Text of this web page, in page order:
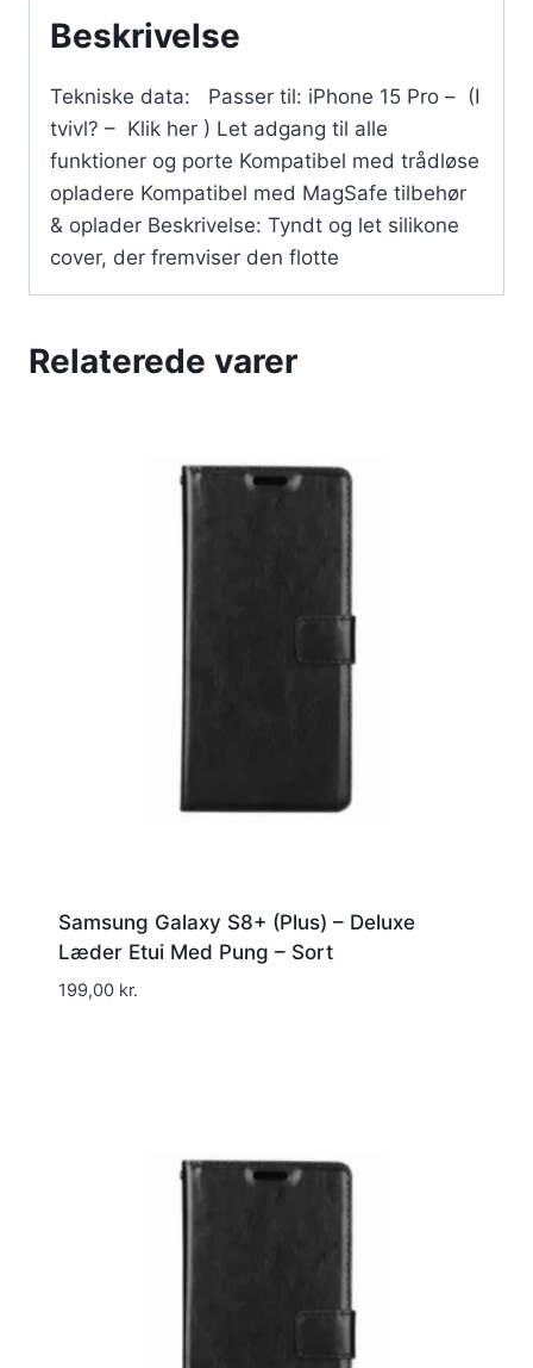
Beskrivelse
Tekniske data: Passer til: iPhone 15 Pro – (I
tvivl? – Klik her ) Let adgang til alle
funktioner og porte Kompatibel med trådløse
opladere Kompatibel med MagSafe tilbehør
& oplader Beskrivelse: Tyndt og let silikone
cover, der fremviser den flotte
Relaterede varer
Samsung Galaxy S8+ (Plus) – Deluxe
Læder Etui Med Pung – Sort
199,00 kr.